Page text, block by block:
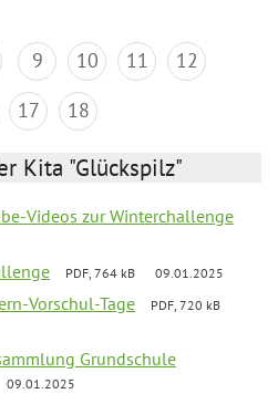
9 10 11
12
17 18
Kita "Glückspilz"
Videos zur Winterchallenge
PDF, 764 kB 09.01.2025
Vorschul-Tage
PDF, 720 kB
Grundschule
09.01.2025